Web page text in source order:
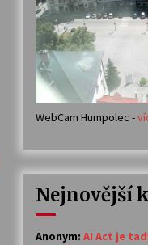
30. 7.
23. 7.
14. 7.
30. 6.
WebCam Humpolec -
Nejnovější
Anonym: AI Act je